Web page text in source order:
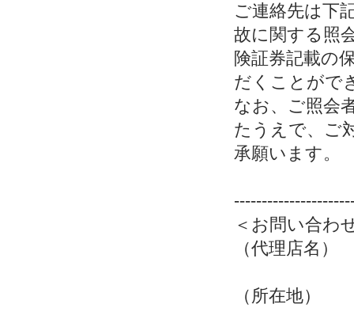
ご連絡先は下
故に関する照
険証券記載の
だくことがで
なお、ご照会
たうえで、ご
承願います。
＜お問い合わ
（代理
（所在